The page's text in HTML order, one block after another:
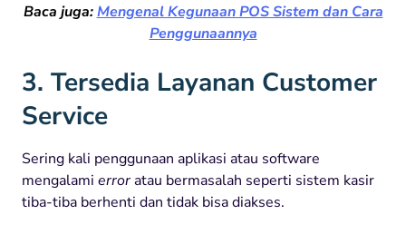
Baca juga:Mengenal Kegunaan POS Sistem dan Cara
Penggunaannya
3. Tersedia Layanan Customer
Service
Sering kali penggunaan aplikasi atau software
mengalami erroratau bermasalah seperti sistem kasir
tiba-tiba berhenti dan tidak bisa diakses.